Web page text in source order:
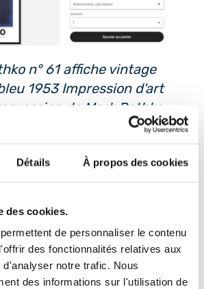
Détails À propos des cookies
des cookies.
de personnaliser le contenu
des fonctionnalités relatives aux
notre trafic. Nous
des informations sur l'utilisation de
n° 61 affiche vintage
1953 Impression d'art
de Mark Rothko,
Rothko, exposition du
pictural de
en 4 points